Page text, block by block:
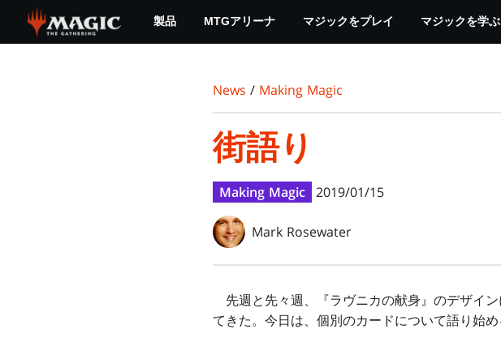
main
製品 MTGアリーナ マジックをプレイ マジックを学ぶ
News / Making Magic
街語り
Making Magic 2019/01/15
Mark Rosewater
先週と先々週、『ラヴニカの献身』のデザイ
てきた。今日は、個別のカードについて語り始め